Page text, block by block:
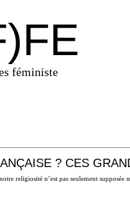
féministe
? CES
religiosité n’est pas seulement